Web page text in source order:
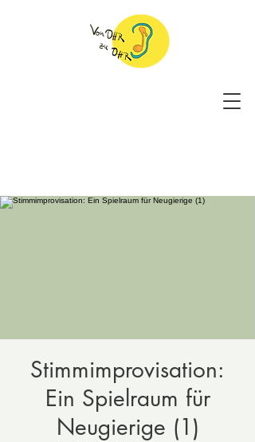
Stimmimprovisation:
Ein Spielraum für
Neugierige (1)